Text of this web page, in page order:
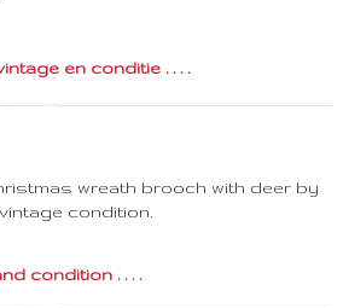
en conditie . . . .
wreath brooch with deer by
condition.
condition . . . .